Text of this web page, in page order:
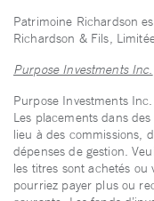
Patrimoine Richardson
Richardson & Fils,
Purpose Investments Inc.
Purpose Investments
Les placements dans
lieu à des commissions,
dépenses de gestion.
les titres sont achetés
pourriez payer plus ou